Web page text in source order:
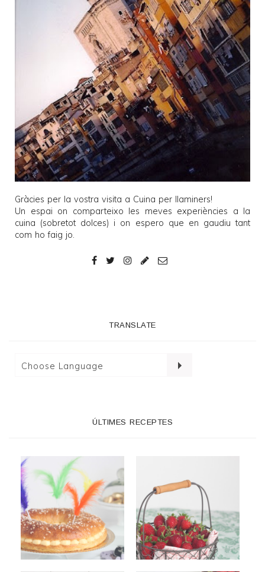
Gràcies per la vostra visita a Cuina per llaminers!
Un espai on comparteixo les meves experiències a la
cuina (sobretot dolces) i on espero que en gaudiu tant
com ho faig jo.
TRANSLATE
ÚLTIMES RECEPTES